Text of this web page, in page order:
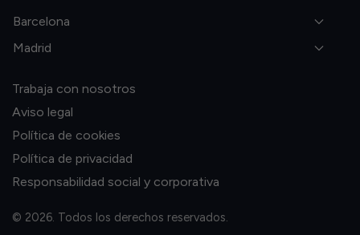
Barcelona
Madrid
Trabaja con nosotros
Aviso legal
Política de cookies
Política de privacidad
Responsabilidad social y corporativa
© 2026. Todos los derechos reservados.